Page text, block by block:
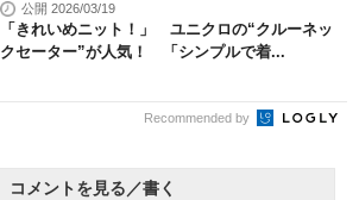
公開 2026/03/19
「きれいめニット！」 ユニクロの“クルーネッ
クセーター”が人気！ 「シンプルで着...
Recommended by
コメントを見る／書く